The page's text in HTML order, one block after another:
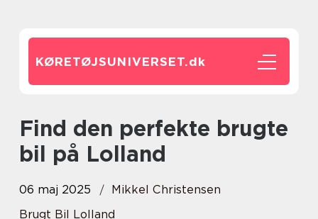
KØRETØJSUNIVERSET.dk
Find den perfekte brugte
bil på Lolland
06 maj 2025
Mikkel Christensen
Brugt Bil Lolland